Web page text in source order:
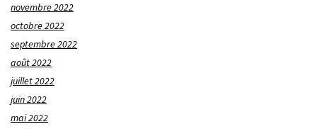
novembre 2022
octobre 2022
septembre 2022
août 2022
juillet 2022
juin 2022
mai 2022